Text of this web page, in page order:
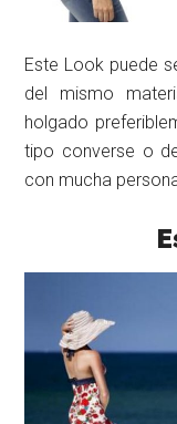
Este Look puede
del mismo
holgado
tipo converse o
con mucha